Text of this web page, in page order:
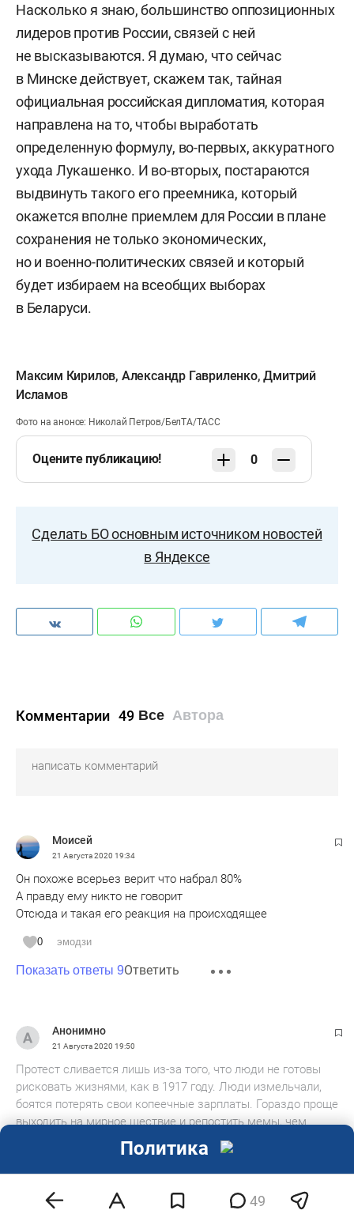
Насколько я знаю, большинство оппозиционных
лидеров против России, связей с ней
не высказываются. Я думаю, что сейчас
в Минске действует, скажем так, тайная
официальная российская дипломатия, которая
направлена на то, чтобы выработать
определенную формулу, во-первых, аккуратного
ухода Лукашенко. И во-вторых, постараются
выдвинуть такого его преемника, который
окажется вполне приемлем для России в плане
сохранения не только экономических,
но и военно-политических связей и который
будет избираем на всеобщих выборах
в Беларуси.
Максим Кирилов, Александр Гавриленко,Дмитрий
Исламов
Фото на анонсе: Николай Петров/БелТА/ТАСС
Оцените публикацию! 0
Сделать БО основным источником новостей
в Яндексе
Комментарии 49 Все Автора
Моисей
21 Августа 2020 19:34
Он похоже всерьез верит что набрал 80%
А правду ему никто не говорит
Отсюда и такая его реакция на происходящее
0 эмодзи
Показать ответы 9Ответить
Анонимно
21 Августа 2020 19:50
Протест сливается лишь из-за того, что люди не готовы
рисковать жизнями, как в 1917 году. Люди измельчали,
боятся потерять свои копеечные зарплаты. Гораздо проще
выходить на мирное шествие и репостить мемы, чем
браться за радикальный протест. Конечно, последнее
худший вариант из всех плохих.
Показать ответы 2Ответить
49
Политика